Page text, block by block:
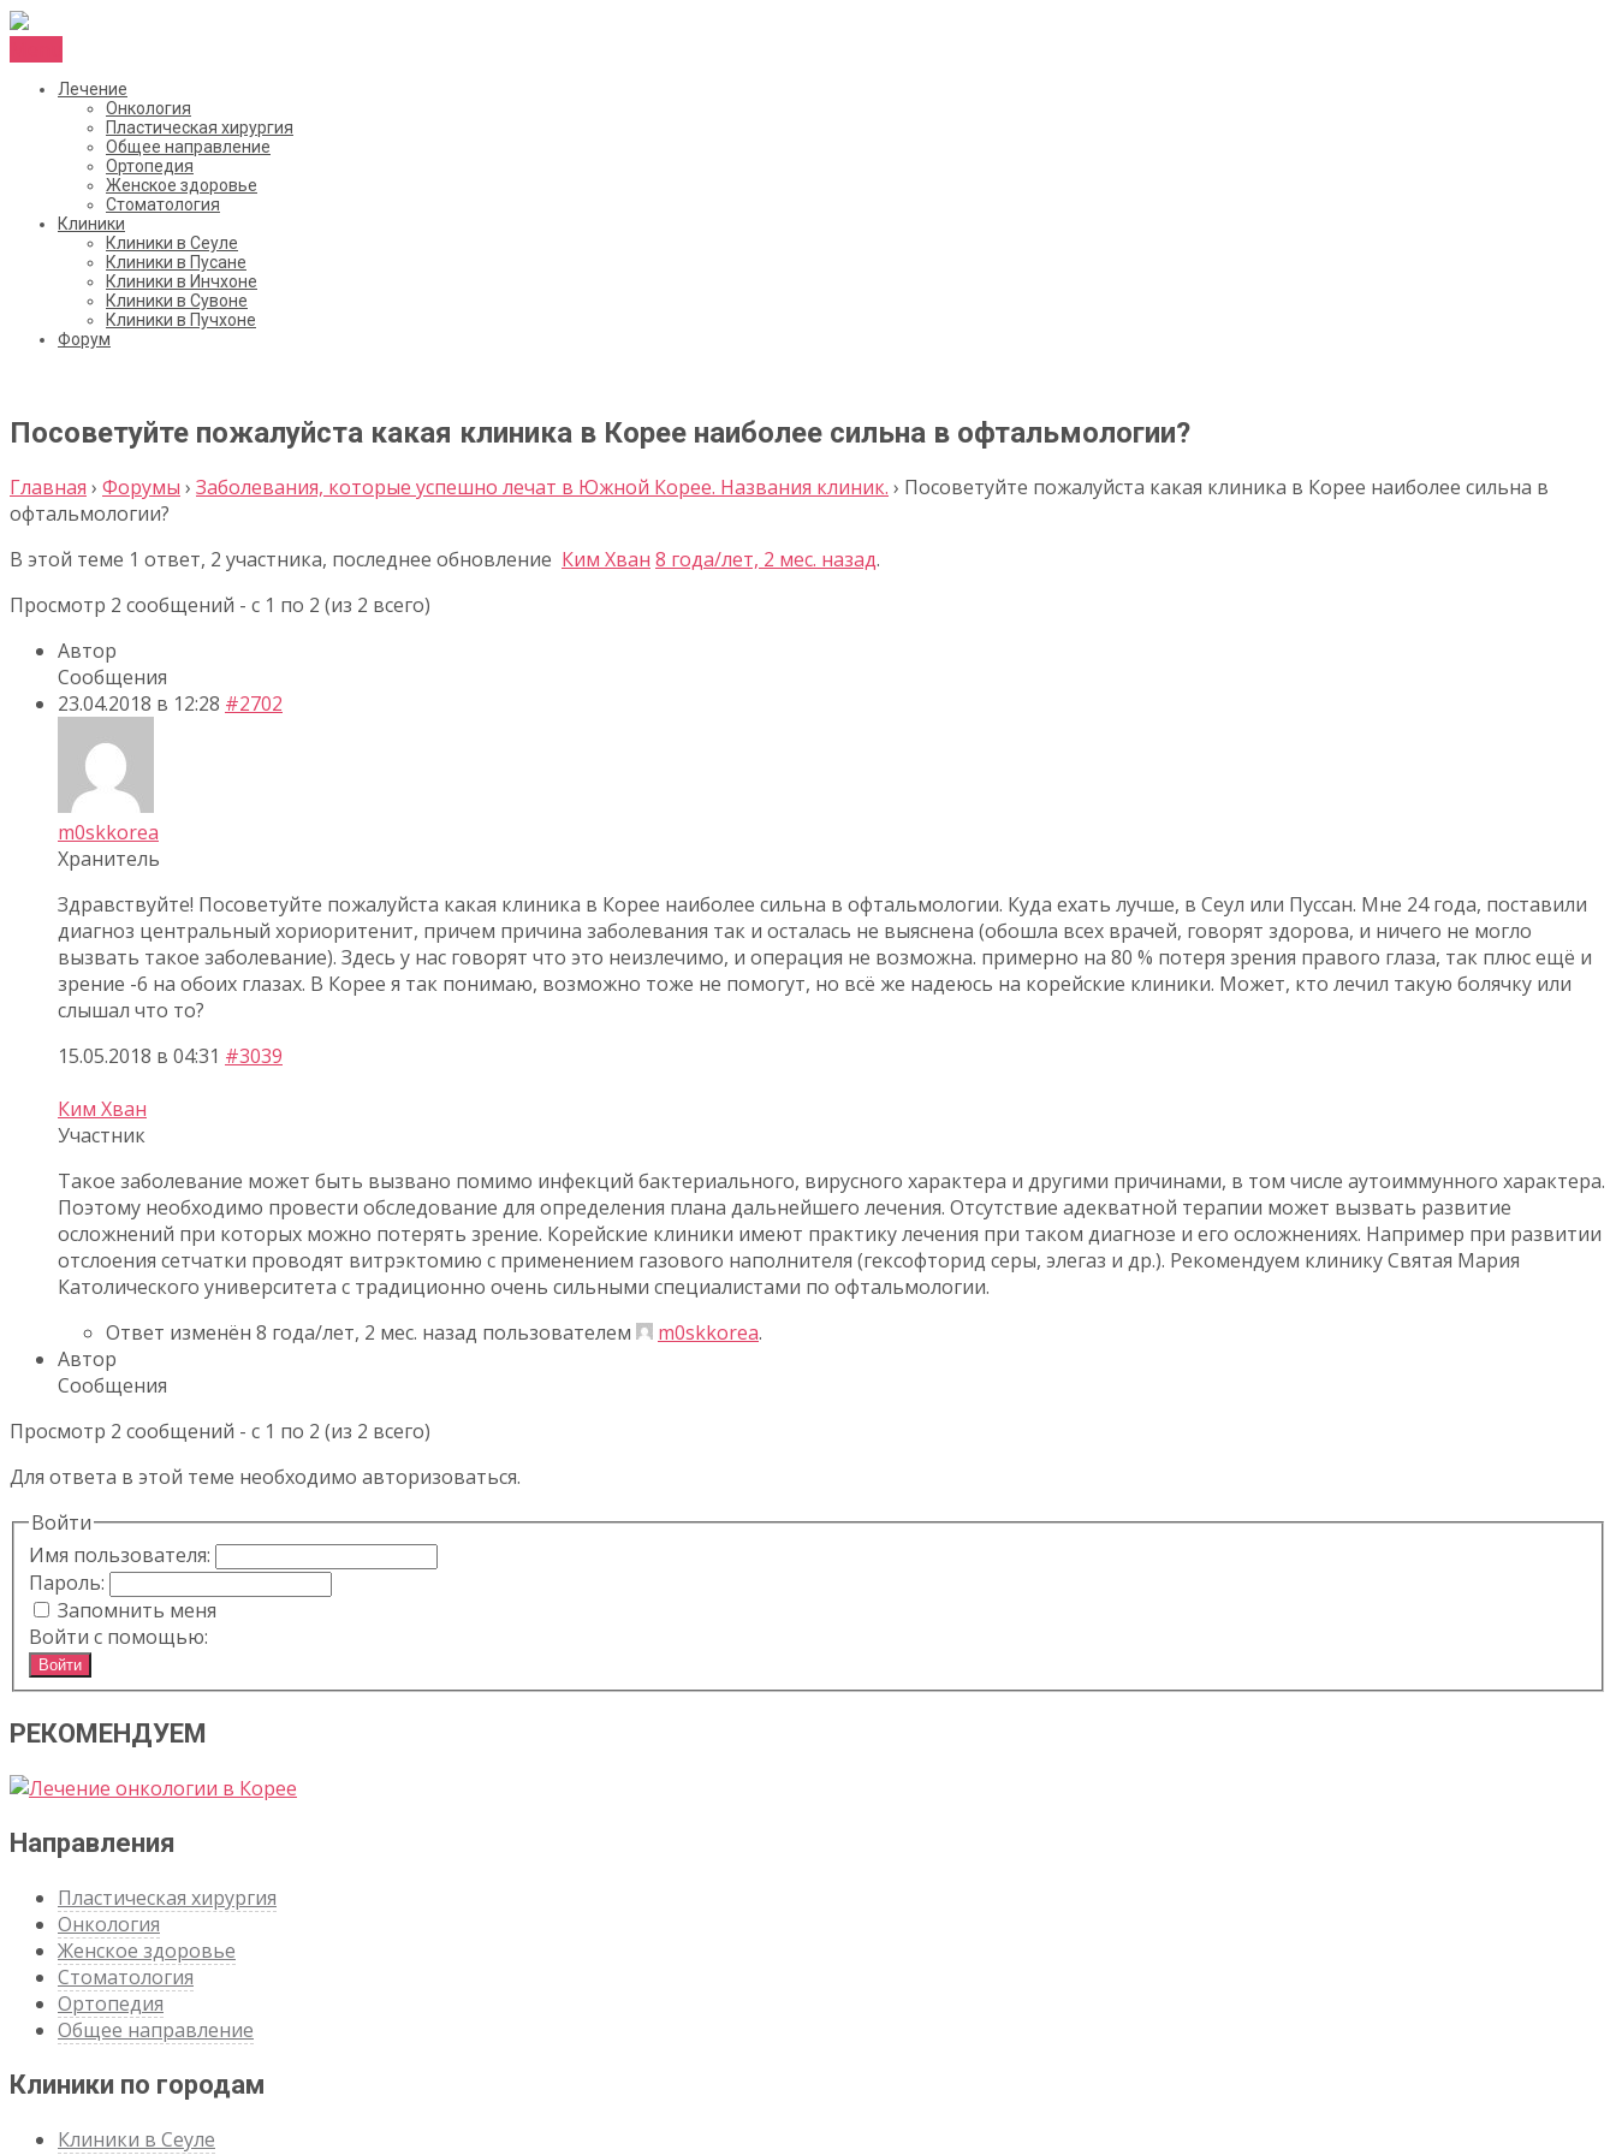
Лечение
Онкология
Пластическая хирургия
Общее направление
Ортопедия
Женское здоровье
Стоматология
Клиники
Клиники в Сеуле
Клиники в Пусане
Клиники в Инчхоне
Клиники в Сувоне
Клиники в Пучхоне
Форум
Посоветуйте пожалуйста какая клиника в Корее наиболее сильна в офтальмологии?
Главная › Форумы › Заболевания, которые успешно лечат в Южной Корее. Названия клиник. › Посоветуйте пожалуйста какая клиника в Корее наиболее сильна в
офтальмологии?
В этой теме 1 ответ, 2 участника, последнее обновление Ким Хван 8 года/лет, 2 мес. назад.
Просмотр 2 сообщений - с 1 по 2 (из 2 всего)
Автор
Сообщения
23.04.2018 в 12:28 #2702
m0skkorea
Хранитель
Здравствуйте! Посоветуйте пожалуйста какая клиника в Корее наиболее сильна в офтальмологии. Куда ехать лучше, в Сеул или Пуссан. Мне 24 года, поставили
диагноз центральный хориоритенит, причем причина заболевания так и осталась не выяснена (обошла всех врачей, говорят здорова, и ничего не могло
вызвать такое заболевание). Здесь у нас говорят что это неизлечимо, и операция не возможна. примерно на 80 % потеря зрения правого глаза, так плюс ещё и
зрение -6 на обоих глазах. В Корее я так понимаю, возможно тоже не помогут, но всё же надеюсь на корейские клиники. Может, кто лечил такую болячку или
слышал что то?
15.05.2018 в 04:31 #3039
Ким Хван
Участник
Такое заболевание может быть вызвано помимо инфекций бактериального, вирусного характера и другими причинами, в том числе аутоиммунного характера.
Поэтому необходимо провести обследование для определения плана дальнейшего лечения. Отсутствие адекватной терапии может вызвать развитие
осложнений при которых можно потерять зрение. Корейские клиники имеют практику лечения при таком диагнозе и его осложнениях. Например при развитии
отслоения сетчатки проводят витрэктомию с применением газового наполнителя (гексофторид серы, элегаз и др.). Рекомендуем клинику Святая Мария
Католического университета с традиционно очень сильными специалистами по офтальмологии.
Ответ изменён 8 года/лет, 2 мес. назад пользователем
m0skkorea.
Автор
Сообщения
Просмотр 2 сообщений - с 1 по 2 (из 2 всего)
Для ответа в этой теме необходимо авторизоваться.
Войти
Имя пользователя:
Пароль:
Запомнить меня
Войти с помощью:
Войти
РЕКОМЕНДУЕМ
Направления
Пластическая хирургия
Онкология
Женское здоровье
Стоматология
Ортопедия
Общее направление
Клиники по городам
Клиники в Сеуле